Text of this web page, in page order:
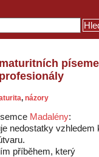
, názory
Madalény:
nedostatky vzhledem
příběhem, který